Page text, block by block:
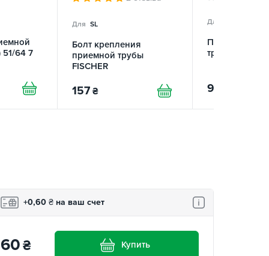
51/64 7
Для SL
Болт крепления
приемной трубы
FISCHER
157 ₴
Для
Прокладка
трубы
95
+0,60 ₴ на ваш счет
60₴ Купить